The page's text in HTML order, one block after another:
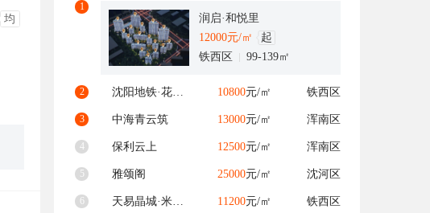
均
1
润启·和悦里
12000元/㎡
起
铁西区
99-139㎡
2 沈阳地铁·花海和鸣 10800元/㎡ 铁西区
3 中海青云筑 13000元/㎡ 浑南区
4 保利云上 12500元/㎡ 浑南区
5 雅颂阁 25000元/㎡ 沈河区
6 天易晶城·米兰颂二期 11200元/㎡ 铁西区